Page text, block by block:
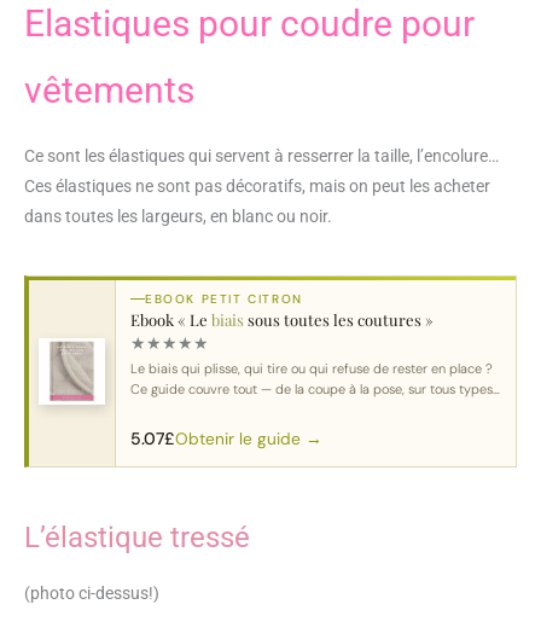
Elastiques pour coudre pour
vêtements
Ce sont les élastiques qui servent à resserrer la taille, l’encolure…
Ces élastiques ne sont pas décoratifs, mais on peut les acheter
dans toutes les largeurs, en blanc ou noir.
EBOOK PETIT CITRON
Ebook « Le biaissous toutes les coutures »
★★★★★
Le biais qui plisse, qui tire ou qui refuse de rester en place ?
Ce guide couvre tout — de la coupe à la pose, sur tous types
5.07£Obtenir le guide →
L’élastique tressé
(photo ci-dessus!)